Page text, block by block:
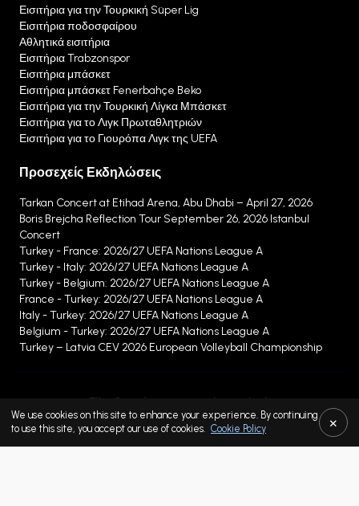
Εισιτήρια για την Τουρκική Süper Lig
Εισιτήρια ποδοσφαίρου
Αθλητικά εισιτήρια
Εισιτήρια Trabzonspor
Εισιτήρια μπάσκετ
Εισιτήρια μπάσκετ Fenerbahçe Beko
Εισιτήρια για την Τουρκική Λίγκα Μπάσκετ
Εισιτήρια για το Λιγκ Πρωταθλητριών
Εισιτήρια για το Γιουρόπα Λιγκ της UEFA
Προσεχείς Εκδηλώσεις
Tarkan Concert at Etihad Arena, Abu Dhabi – April 27, 2026
Boris Brejcha Reflection Tour September 26, 2026 Istanbul
Concert
Turkey - France: 2026/27 UEFA Nations League A
Turkey - Italy: 2026/27 UEFA Nations League A
Turkey - Belgium: 2026/27 UEFA Nations League A
France - Turkey: 2026/27 UEFA Nations League A
Italy - Turkey: 2026/27 UEFA Nations League A
Belgium - Turkey: 2026/27 UEFA Nations League A
Turkey – Latvia CEV 2026 European Volleyball Championship
Προστασία Προσωπικών Δεδομένων
We use cookies on this site to enhance your experience. By continuing
to use this site, you accept our use of cookies. Cookie Policy ×